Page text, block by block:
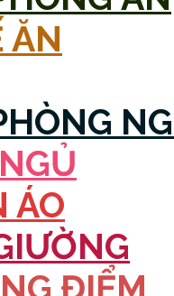
ĂN
ÁO